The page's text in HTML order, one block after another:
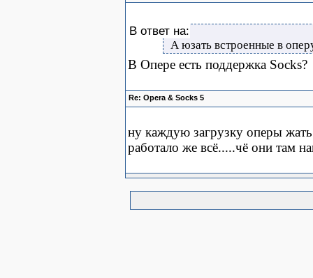
В ответ на:
А юзать встроенные в
В Опере есть поддержка Socks?
Re: Opera & Socks 5
ну каждую загрузку оперы
работало же всё.....чё они там